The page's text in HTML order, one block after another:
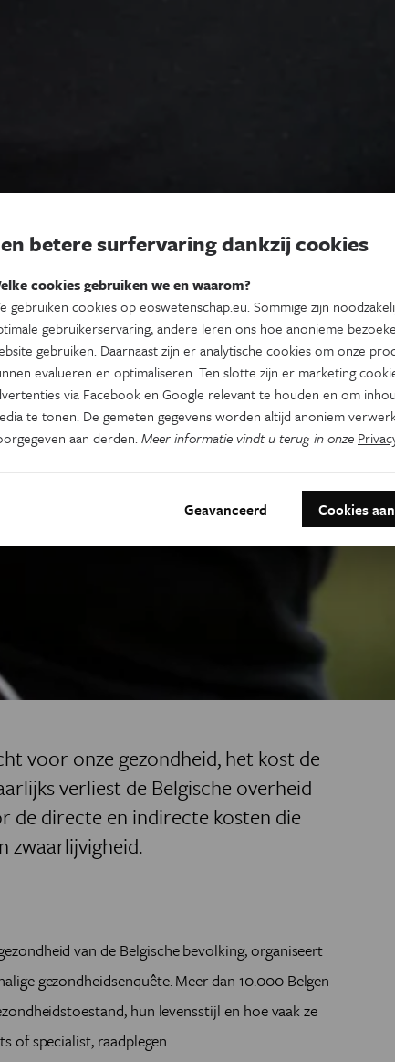
voor onze gezondheid, het kost de
verliest de Belgische overheid
de directe en indirecte kosten die
zwaarlijvigheid.
van de Belgische bevolking, organiseert
gezondheidsenquête. Meer dan 10.000 Belgen
hun levensstijl en hoe vaak ze
of specialist, raadplegen.
betere surfervaring dankzij cookies
cookies gebruiken we en waarom?
gebruiken cookies op eoswetenschap.eu. Sommige zijn
gebruikerservaring, andere leren ons hoe anonieme
gebruiken. Daarnaast zijn er analytische cookies om onze
evalueren en optimaliseren. Ten slotte zijn er marketing
via Facebook en Google relevant te houden en om
te tonen. De gemeten gegevens worden altijd anoniem
aan derden.Meer informatie vindt u terug in onze
Geavanceerd Cookies